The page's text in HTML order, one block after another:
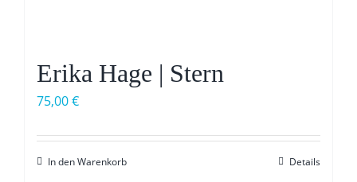
Erika Hage | Stern
75,00€
In den Warenkorb Details